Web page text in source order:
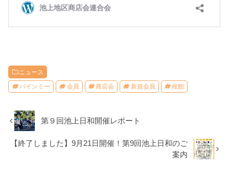
ニュース
バインミー 会員 商店会 新規会員 桜館
第９回池上日和開催レポート
【終了しました】9月21日開催！第9回池上日和のご
案内